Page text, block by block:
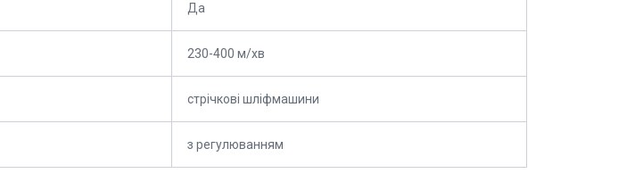
Да
230-400 м/хв
стрічкові шліфмашини
з регулюванням